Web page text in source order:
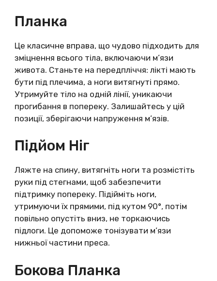
Планка
Це класичне вправа, що чудово підходить для
зміцнення всього тіла, включаючи м’язи
живота. Станьте на передпліччя: лікті мають
бути під плечима, а ноги витягнуті прямо.
Утримуйте тіло на одній лінії, уникаючи
прогибання в попереку. Залишайтесь у цій
позиції, зберігаючи напруження м’язів.
Підйом Ніг
Ляжте на спину, витягніть ноги та розмістіть
руки під стегнами, щоб забезпечити
підтримку попереку. Підійміть ноги,
утримуючи їх прямими, під кутом 90°, потім
повільно опустіть вниз, не торкаючись
підлоги. Це допоможе тонізувати м’язи
нижньої частини преса.
Бокова Планка